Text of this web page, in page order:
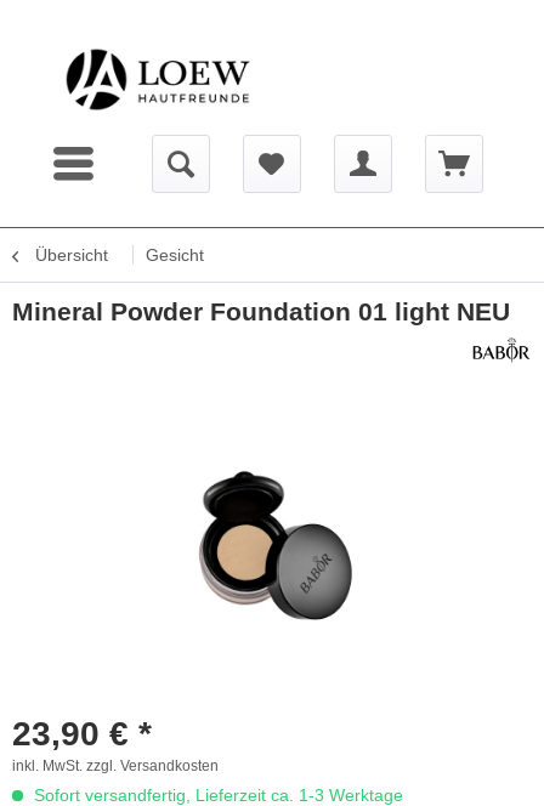
Übersicht Gesicht
Mineral Powder Foundation 01 light NEU
23,90 € *
inkl. MwSt. zzgl. Versandkosten
Sofort versandfertig, Lieferzeit ca. 1-3 Werktage